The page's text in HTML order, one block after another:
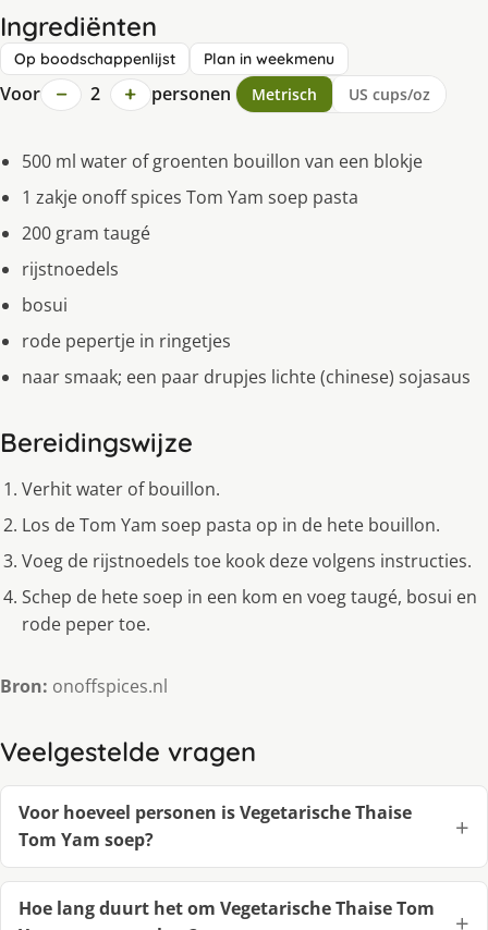
Ingrediënten
Op boodschappenlijst Plan in weekmenu
Voor − 2 + personen Metrisch US cups/oz
500 ml water of groenten bouillon van een blokje
1 zakje onoff spices Tom Yam soep pasta
200 gram taugé
rijstnoedels
bosui
rode pepertje in ringetjes
naar smaak; een paar drupjes lichte (chinese) sojasaus
Bereidingswijze
Verhit water of bouillon.
Los de Tom Yam soep pasta op in de hete bouillon.
Voeg de rijstnoedels toe kook deze volgens instructies.
Schep de hete soep in een kom en voeg taugé, bosui en
rode peper toe.
Bron: onoffspices.nl
Veelgestelde vragen
Voor hoeveel personen is Vegetarische Thaise
Tom Yam soep?
Hoe lang duurt het om Vegetarische Thaise Tom